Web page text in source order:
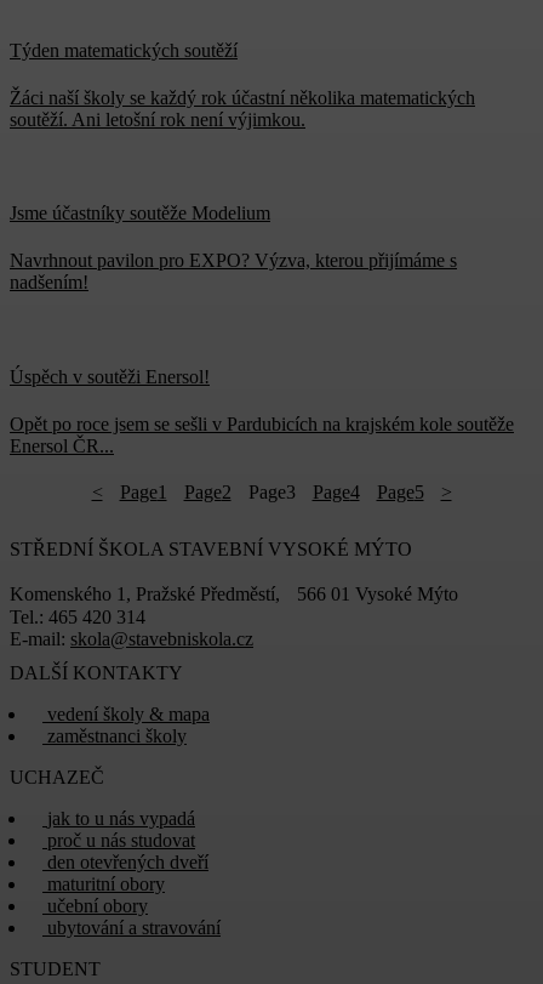
Týden matematických soutěží
Žáci naší školy se každý rok účastní několika matematických
soutěží. Ani letošní rok není výjimkou.
Jsme účastníky soutěže Modelium
Navrhnout pavilon pro EXPO? Výzva, kterou přijímáme s
nadšením!
Úspěch v soutěži Enersol!
Opět po roce jsem se sešli v Pardubicích na krajském kole soutěže
Enersol ČR...
< Page1 Page2 Page3 Page4 Page5 >
STŘEDNÍ ŠKOLA STAVEBNÍ VYSOKÉ MÝTO
Komenského 1, Pražské Předměstí, 566 01 Vysoké Mýto
Tel.: 465 420 314
E-mail: skola@stavebniskola.cz
DALŠÍ KONTAKTY
vedení školy & mapa
zaměstnanci školy
UCHAZEČ
jak to u nás vypadá
proč u nás studovat
den otevřených dveří
maturitní obory
učební obory
ubytování a stravování
STUDENT